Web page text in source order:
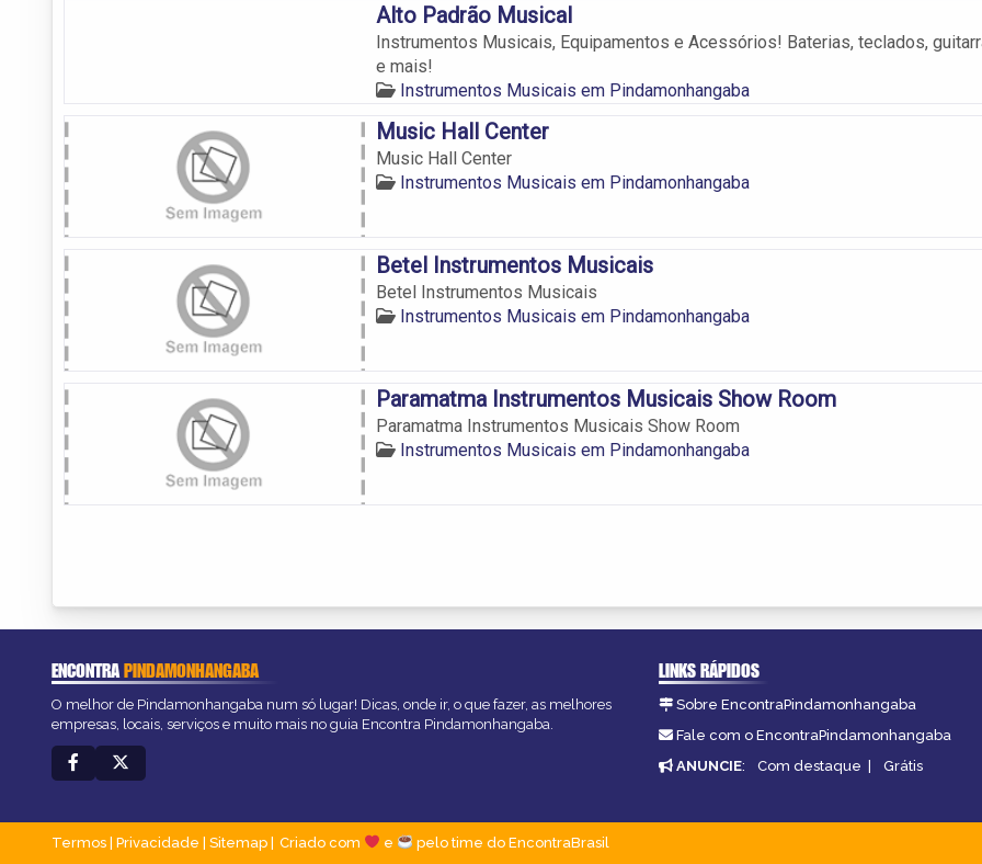
Alto Padrão Musical
Instrumentos Musicais, Equipamentos e Acessórios! Baterias, teclados,
e mais!
Instrumentos Musicais em Pindamonhangaba
Music Hall Center
Music Hall Center
Instrumentos Musicais em Pindamonhangaba
Betel Instrumentos Musicais
Betel Instrumentos Musicais
Instrumentos Musicais em Pindamonhangaba
Paramatma Instrumentos Musicais Show Room
Paramatma Instrumentos Musicais Show Room
Instrumentos Musicais em Pindamonhangaba
ENCONTRAPINDAMONHANGABA
O melhor de Pindamonhangaba num só lugar! Dicas, onde ir, o que fazer, as melhores
empresas, locais, serviços e muito mais no guia Encontra Pindamonhangaba.
LINKS RÁPIDOS
Sobre EncontraPindamonhangaba
Fale com o EncontraPindamonhangaba
ANUNCIE: Com destaque | Grátis
Termos Privacidade Sitemap Criado com e pelo time do EncontraBrasil